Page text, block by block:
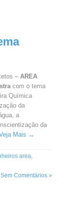
– AREA
com o tema
Química
da
a
da
Mais →
area,
Sem Comentários »